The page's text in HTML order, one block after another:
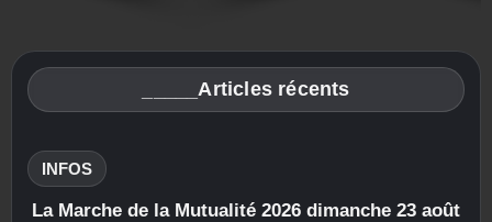
_____Articles récents
INFOS
La Marche de la Mutualité 2026 dimanche 23 août